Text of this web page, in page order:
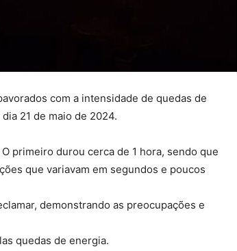
com a intensidade de quedas de
21 de maio de 2024.
primeiro durou cerca de 1 hora, sendo que
que variavam em segundos e poucos
demonstrando as preocupações e
quedas de energia.